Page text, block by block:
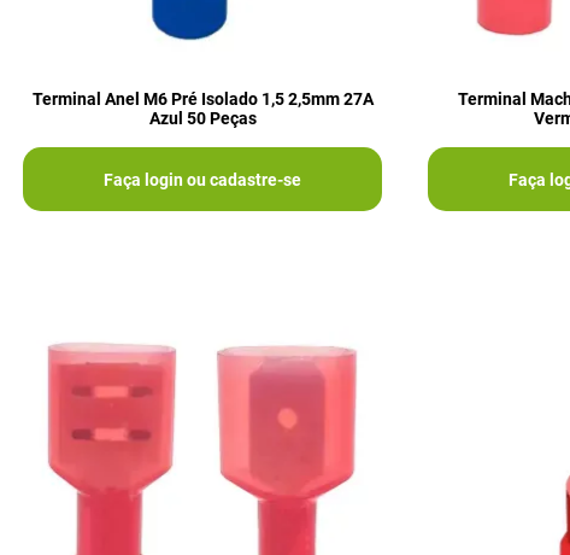
Terminal Anel M6 Pré Isolado 1,5 2,5mm 27A
Azul 50 Peças
Faça login ou cadastre-se
Terminal
Faça